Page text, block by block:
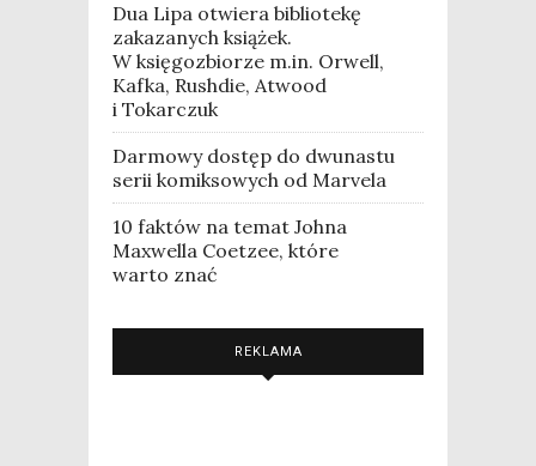
Dua Lipa otwiera bibliotekę
zakazanych książek.
W księgozbiorze m.in. Orwell,
Kafka, Rushdie, Atwood
i Tokarczuk
Darmowy dostęp do dwunastu
serii komiksowych od Marvela
10 faktów na temat Johna
Maxwella Coetzee, które
warto znać
REKLAMA